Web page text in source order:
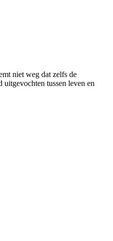
niet weg dat zelfs de
tussen leven en